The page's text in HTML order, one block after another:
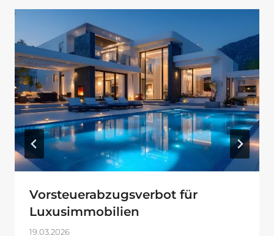
Vorsteuerabzugsverbot für
Luxusimmobilien
19.03.2026